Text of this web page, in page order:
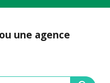
une agence